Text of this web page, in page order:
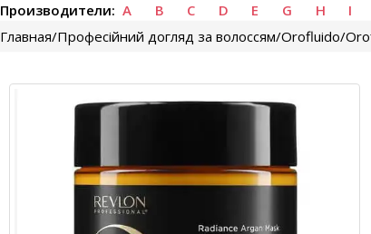
Производители: A B C D E G H I
Главная Професійний догляд за волоссям Orofluido